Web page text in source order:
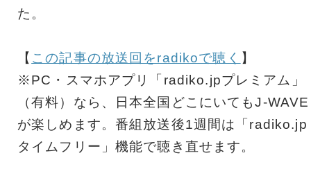
た。
【 この記事の放送回をradikoで聴く 】
※PC・スマホアプリ「radiko.jpプレミアム」
（有料）なら、日本全国どこにいてもJ-WAVE
が楽しめます。番組放送後1週間は「radiko.jp
タイムフリー」機能で聴き直せます。